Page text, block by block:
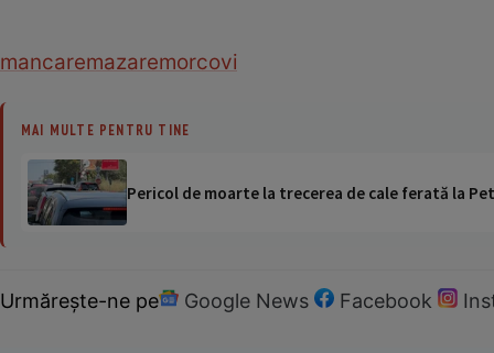
mancaremazaremorcovi
MAI MULTE PENTRU TINE
Pericol de moarte la trecerea de cale ferată la
Urmărește-ne pe Google News Facebook